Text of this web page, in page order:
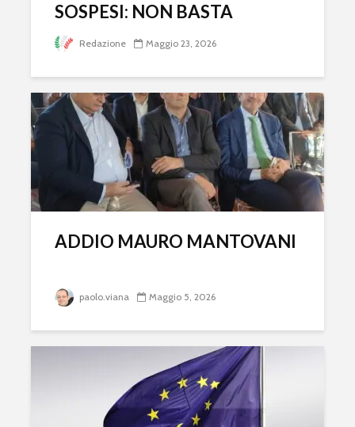
SOSPESI: NON BASTA
Redazione Maggio 23, 2026
ADDIO MAURO MANTOVANI
paolo.viana Maggio 5, 2026